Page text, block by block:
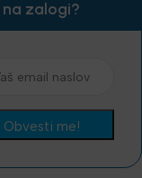
na zalogi?